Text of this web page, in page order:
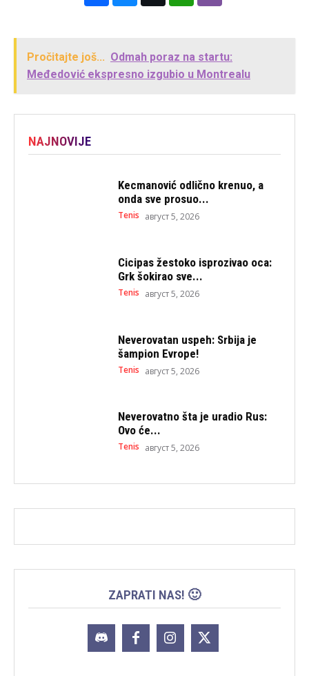
Pročitajte još... Odmah poraz na startu:
Međedović ekspresno izgubio u Montrealu
NAJNOVIJE
Kecmanović odlično krenuo, a
onda sve prosuo...
Tenis август 5, 2026
Cicipas žestoko isprozivao oca:
Grk šokirao sve...
Tenis август 5, 2026
Neverovatan uspeh: Srbija je
šampion Evrope!
Tenis август 5, 2026
Neverovatno šta je uradio Rus:
Ovo će...
Tenis август 5, 2026
ZAPRATI NAS! 🙂